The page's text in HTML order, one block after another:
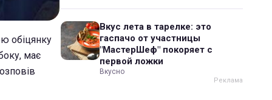
обіцянку
має
Вкус лета в тарелке: это
гаспачо от участницы
"МастерШеф" покоряет с
первой ложки
Вкусно